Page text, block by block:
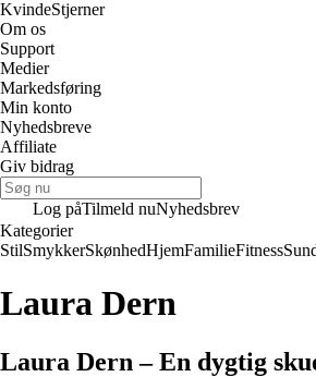
KvindeStjerner
Om os
Support
Medier
Markedsføring
Min konto
Nyhedsbreve
Affiliate
Giv bidrag
Log påTilmeld nuNyhedsbrev
Kategorier
StilSmykkerSkønhedHjemFamilieFitness
Laura Dern
Laura Dern – En dygtig